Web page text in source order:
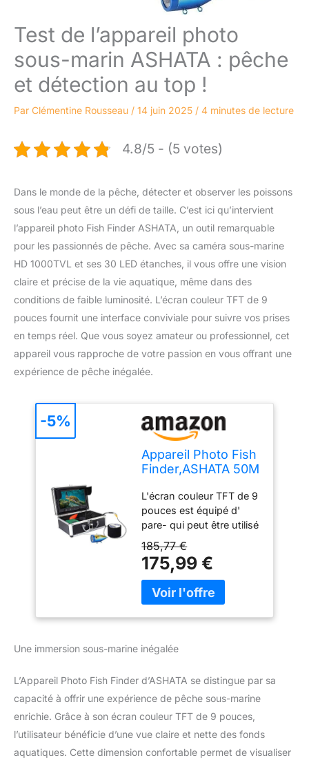
Test de l’appareil photo
sous-marin ASHATA : pêche
et détection au top !
Par Clémentine Rousseau / 14 juin 2025 / 4 minutes de lecture
4.8/5 - (5 votes)
Dans le monde de la pêche, détecter et observer les poissons
sous l’eau peut être un défi de taille. C’est ici qu’intervient
l’appareil photo Fish Finder ASHATA, un outil remarquable
pour les passionnés de pêche. Avec sa caméra sous-marine
HD 1000TVL et ses 30 LED étanches, il vous offre une vision
claire et précise de la vie aquatique, même dans des
conditions de faible luminosité. L’écran couleur TFT de 9
pouces fournit une interface conviviale pour suivre vos prises
en temps réel. Que vous soyez amateur ou professionnel, cet
appareil vous rapproche de votre passion en vous offrant une
expérience de pêche inégalée.
Appareil Photo Fish
Finder,ASHATA 50M
sous-Marine HD
1000TVL Appareil
Photo de pêche
sous-Marine,
détecteur de
Poissons étanche
de 30 LED avec
écran Couleur TFT
de 9 Pouces(EU)
L'écran couleur TFT de 9
pouces est équipé d'
pare- qui peut être utilisé
dans environnement
extérieur lumineux. Une
caméra de pêche
1000TVL et 30 lampes
LED haute intensité
alliage d'aluminium à
imperméable et offre une
vue étendue. Les
lumières à DEL peuvent
présenter 4 états
185,77 €
175,99 €
-5%
Une immersion sous-marine inégalée
L’Appareil Photo Fish Finder d’ASHATA se distingue par sa
capacité à offrir une expérience de pêche sous-marine
enrichie. Grâce à son écran couleur TFT de 9 pouces,
l’utilisateur bénéficie d’une vue claire et nette des fonds
aquatiques. Cette dimension confortable permet de visualiser